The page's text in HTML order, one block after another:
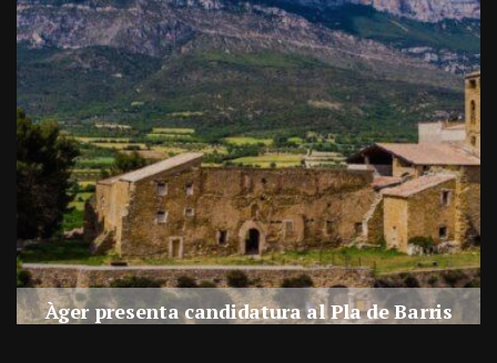
Àger presenta candidatura al Pla de Barris